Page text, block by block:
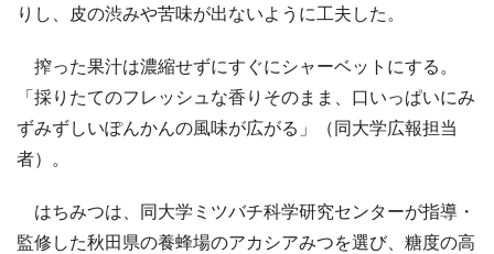
りし、皮の渋みや苦味が出ないように工夫した。
搾った果汁は濃縮せずにすぐにシャーベットにする。
「採りたてのフレッシュな香りそのまま、口いっぱいにみ
ずみずしいぽんかんの風味が広がる」（同大学広報担当
者）。
はちみつは、同大学ミツバチ科学研究センターが指導・
監修した秋田県の養蜂場のアカシアみつを選び、糖度の高